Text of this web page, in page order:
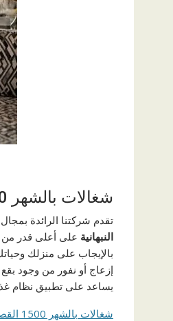
شغالات بالشهر 1500 القصيم ضرية
تقدم شركتنا الرائدة بمجال
النبهانية على أعلى قدر من
بالإيجاب على منزلك
إزعاج أو نفور من وجود
يساعد على تطبيق نظام
شغالات بالشهر 1500 القصيم